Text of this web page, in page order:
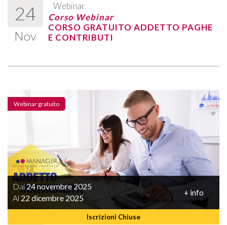
24
Nov
Webinar
Corso Webinar
CORSO GRATUITO ADDETTO PAGHE
E CONTRIBUTI
Iscrizioni Chiuse
Dal24 novembre 2025
Al 22 dicembre 2025
+ info
Webinar gratuito